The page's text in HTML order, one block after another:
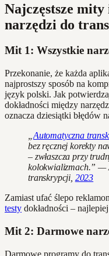
Najczęstsze
narzędzi do
Mit 1: Wszystkie
Przekonanie, że każda
najprostszy sposób na
język polski. Jak
dokładności między
oznacza dziesiątki błędów
Automatyczna
bez ręcznej korekty
– zwłaszcza przy
kolokwializmach.” —
transkrypcji, 2023
Zamiast ufać ślepo
testy dokładności –
Mit 2: Darmowe
Darmowe programy do